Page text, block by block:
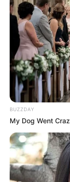
BUZZDAY
My Dog Went